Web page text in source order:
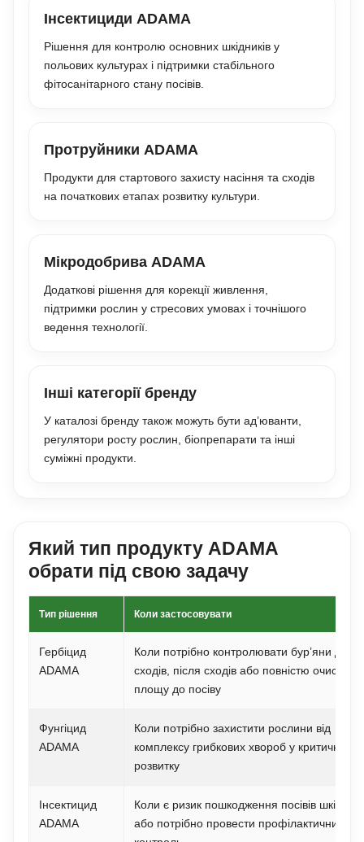
Інсектициди ADAMA
Рішення для контролю основних шкідників у
польових культурах і підтримки стабільного
фітосанітарного стану посівів.
Протруйники ADAMA
Продукти для стартового захисту насіння та сходів
на початкових етапах розвитку культури.
Мікродобрива ADAMA
Додаткові рішення для корекції живлення,
підтримки рослин у стресових умовах і точнішого
ведення технології.
Інші категорії бренду
У каталозі бренду також можуть бути ад’юванти,
регулятори росту рослин, біопрепарати та інші
суміжні продукти.
Який тип продукту ADAMA
обрати під свою задачу
Тип рішення Коли застосовувати
Гербіцид
ADAMA
Коли потрібно контролювати бур’яни до
сходів, після сходів або повністю очистити
площу до посіву
Фунгіцид
ADAMA
Коли потрібно захистити рослини від
комплексу грибкових хвороб у критичні
розвитку
Інсектицид
ADAMA
Коли є ризик пошкодження посівів
або потрібно провести профілактичний